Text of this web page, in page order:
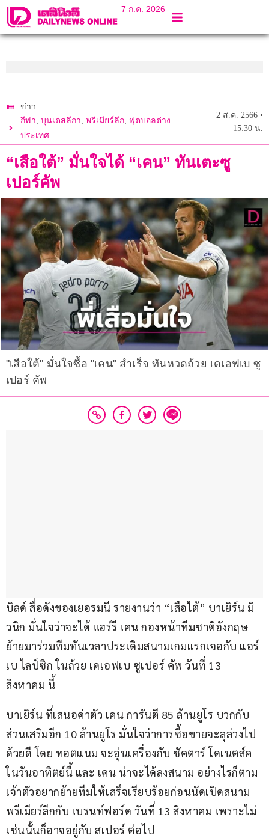
7 ก.ค. 2026
ข่าว
กีฬา, บุนเดสลีกา, พรีเมียร์ลีก, ฟุตบอลต่าง
ประเทศ
2 ส.ค. 2566 •
15:30 น.
“เสือใต้” มั่นใจได้ “เคน” ทันเตะซู
เปอร์คัพ
"เสือใต้" มั่นใจซื้อ "เคน" สำเร็จ ทันหวดถ้วย เดเอฟเบ ซู
เปอร์ คัพ
บิลด์ สื่อดังของเยอรมนี รายงานว่า “เสือใต้” บาเยิร์น มิ
วนิก มั่นใจว่าจะได้ แฮร์รี เคน กองหน้าทีมชาติอังกฤษ
ย้ายมาร่วมทีมทันเวลาประเดิมสนามเกมแรกเจอกับ แอร์
เบ ไลป์ซิก ในถ้วย เดเอฟเบ ซูเปอร์ คัพ วันที่ 13
สิงหาคม นี้
บาเยิร์น ที่เสนอค่าตัว เคน การันตี 85 ล้านยูโร บวกกับ
ส่วนเสริมอีก 10 ล้านยูโร มั่นใจว่าการซื้อขายจะลุล่วงไป
ด้วยดี โดย ทอตแนม จะอุ่นเครื่องกับ ชัคตาร์ โดเนตส์ค
ในวันอาทิตย์นี้ และ เคน น่าจะได้ลงสนาม อย่างไรก็ตาม
เจ้าตัวอยากย้ายทีมให้เสร็จเรียบร้อยก่อนนัดเปิดสนาม
พรีเมียร์ลีกกับ เบรนท์ฟอร์ด วันที่ 13 สิงหาคม เพราะไม่
เช่นนั้นก็อาจอยู่กับ สเปอร์ ต่อไป